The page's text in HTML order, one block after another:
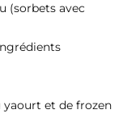
(sorbets avec
yaourt et de frozen